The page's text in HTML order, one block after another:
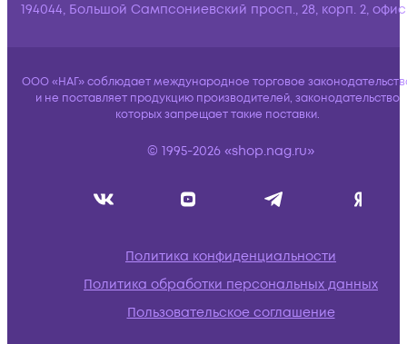
194044, Большой Сампсониевский просп., 28, корп. 2,
ООО «НАГ» соблюдает международное торговое
и не поставляет продукцию производителей, законодательство
которых запрещает такие поставки.
© 1995-2026 «shop.nag.ru»
Политика конфиденциальности
Политика обработки персональных данных
Пользовательское соглашение